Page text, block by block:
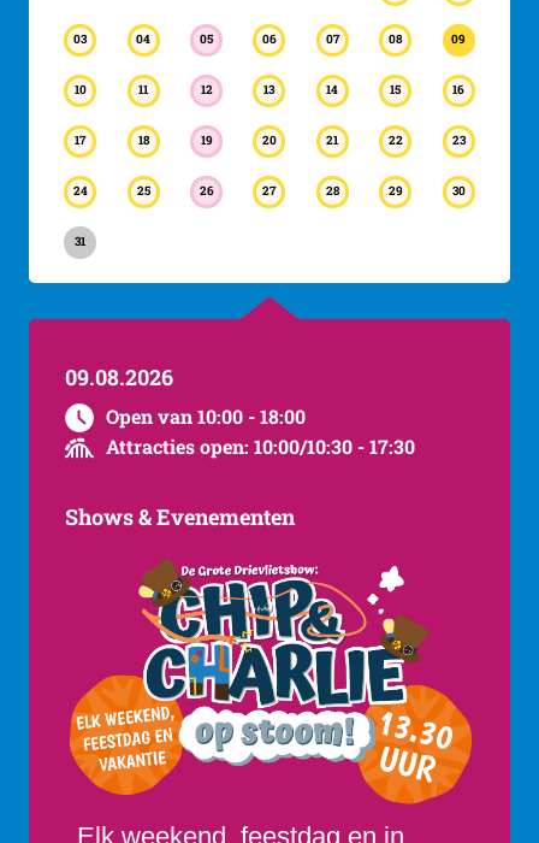
03 04 05 06 07 08 09
10 11 12 13 14 15 16
17 18 19 20 21 22 23
24 25 26 27 28 29 30
31
09.08.2026
Open van 10:00 - 18:00
Attracties open: 10:00/10:30 - 17:30
Shows & Evenementen
Elk weekend, feestdag en in